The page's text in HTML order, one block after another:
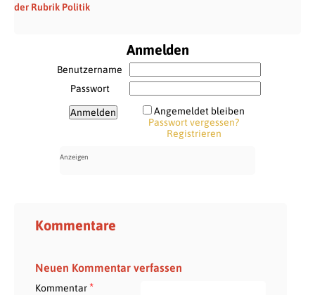
der Rubrik Politik
Anmelden
Benutzername
Passwort
Angemeldet bleiben
Passwort vergessen?
Registrieren
Kommentare
Neuen Kommentar verfassen
Kommentar*